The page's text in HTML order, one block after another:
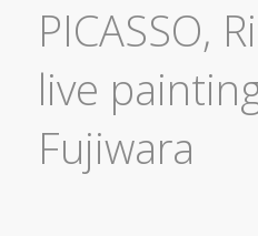
PICASSO,
live
Fujiwara